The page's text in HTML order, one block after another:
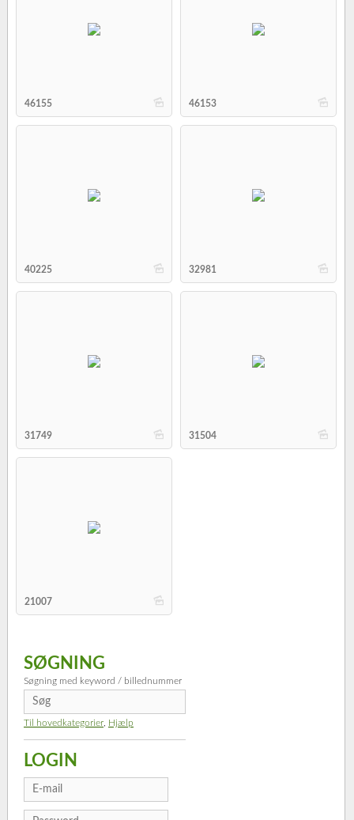
b
46155 b
46153
b
40225 b
32981
b
31749 b
31504
b
21007
SØGNING
Søgning med keyword / billednummer
Til hovedkategorier Hjælp
LOGIN